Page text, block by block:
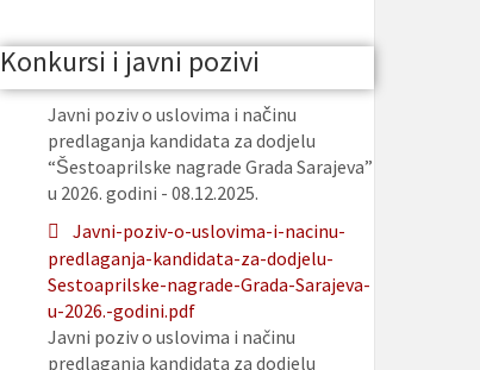
Konkursi i javni pozivi
Javni poziv o uslovima i načinu
predlaganja kandidata za dodjelu
“Šestoaprilske nagrade Grada Sarajeva”
u 2026. godini - 08.12.2025.
Javni-poziv-o-uslovima-i-nacinu-
predlaganja-kandidata-za-dodjelu-
Sestoaprilske-nagrade-Grada-Sarajeva-
u-2026.-godini.pdf
Javni poziv o uslovima i načinu
predlaganja kandidata za dodjelu